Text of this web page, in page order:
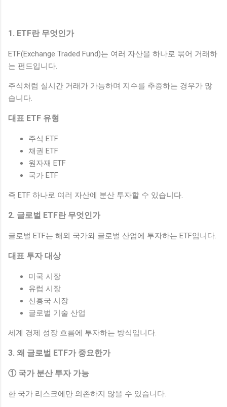
1. ETF란 무엇인가
ETF(Exchange Traded Fund)는 여러 자산을 하나로 묶어 거래하
는 펀드입니다.
주식처럼 실시간 거래가 가능하며 지수를 추종하는 경우가 많
습니다.
대표 ETF 유형
주식 ETF
채권 ETF
원자재 ETF
국가 ETF
즉 ETF 하나로 여러 자산에 분산 투자할 수 있습니다.
2. 글로벌 ETF란 무엇인가
글로벌 ETF는 해외 국가와 글로벌 산업에 투자하는 ETF입니다.
대표 투자 대상
미국 시장
유럽 시장
신흥국 시장
글로벌 기술 산업
세계 경제 성장 흐름에 투자하는 방식입니다.
3. 왜 글로벌 ETF가 중요한가
① 국가 분산 투자 가능
한 국가 리스크에만 의존하지 않을 수 있습니다.